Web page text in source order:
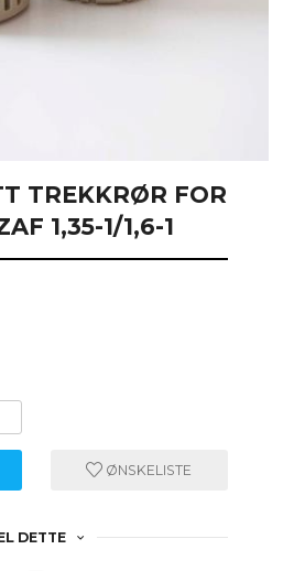
TREKKRØR FOR
1,35-1/1,6-1
ØNSKELISTE
DETTE